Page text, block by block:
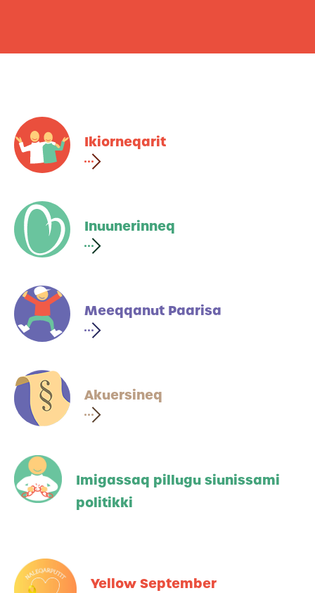
Ikiorneqarit
Inuunerinneq
Meeqqanut Paarisa
Akuersineq
Imigassaq pillugu siunissami
politikki
Yellow September